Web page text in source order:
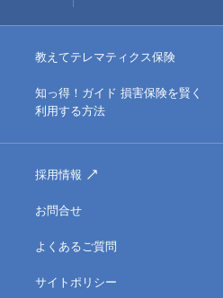
教えてテレマティクス保険
知っ得！ガイド 損害保険を賢く
利用する方法
採用情報
お問合せ
よくあるご質問
サイトポリシー